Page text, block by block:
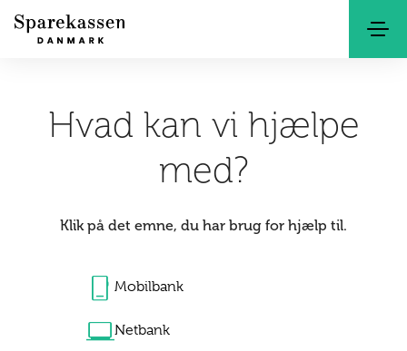
Hvad kan vi hjælpe
med?
Klik på det emne, du har brug for hjælp til.
phone_iphone Mobilbank
laptop_windowsNetbank